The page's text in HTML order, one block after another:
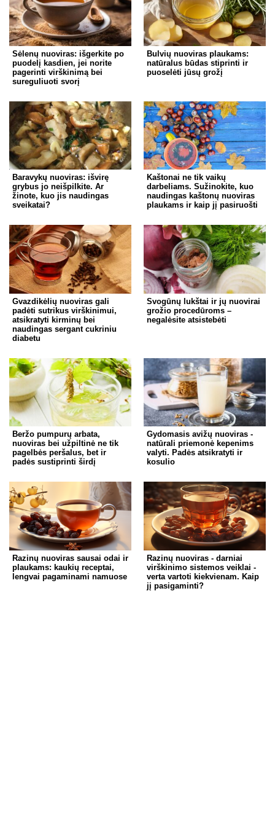
Sėlenų nuoviras: išgerkite po
puodelį kasdien, jei norite
pagerinti virškinimą bei
sureguliuoti svorį
Bulvių nuoviras plaukams:
natūralus būdas stiprinti ir
puoselėti jūsų grožį
Baravykų nuoviras: išvirę
grybus jo neišpilkite. Ar
žinote, kuo jis naudingas
sveikatai?
Kaštonai ne tik vaikų
darbeliams. Sužinokite, kuo
naudingas kaštonų nuoviras
plaukams ir kaip jį pasiruošti
Gvazdikėlių nuoviras gali
padėti sutrikus virškinimui,
atsikratyti kirminų bei
naudingas sergant cukriniu
diabetu
Svogūnų lukštai ir jų nuovirai
grožio procedūroms –
negalėsite atsistebėti
Beržo pumpurų arbata,
nuoviras bei užpiltinė ne tik
pagelbės peršalus, bet ir
padės sustiprinti širdį
Gydomasis avižų nuoviras -
natūrali priemonė kepenims
valyti. Padės atsikratyti ir
kosulio
Razinų nuoviras sausai odai ir
plaukams: kaukių receptai,
lengvai pagaminami namuose
Razinų nuoviras - darniai
virškinimo sistemos veiklai -
verta vartoti kiekvienam. Kaip
jį pasigaminti?